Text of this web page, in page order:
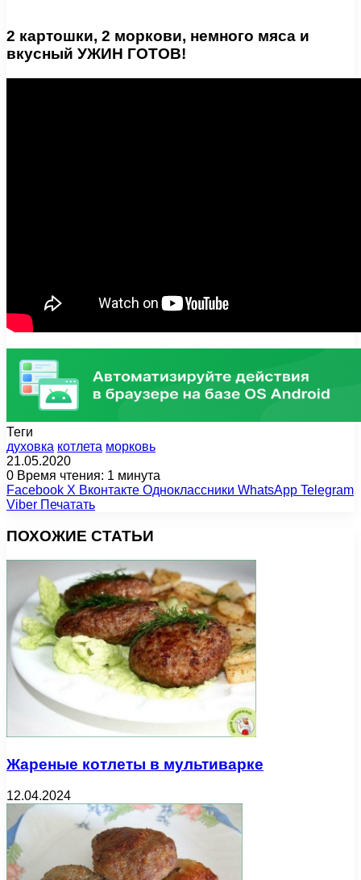
2 картошки, 2 моркови, немного мяса и
вкусный УЖИН ГОТОВ!
Теги
духовка котлета морковь
21.05.2020
0 Время чтения: 1 минута
Facebook X Вконтакте Одноклассники WhatsApp Telegram
Viber Печатать
ПОХОЖИЕ СТАТЬИ
Жареные котлеты в мультиварке
12.04.2024